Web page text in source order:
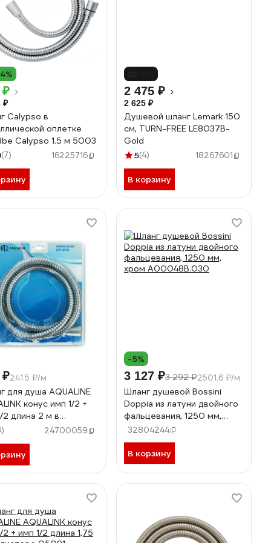
₽
₽
Calypso в
оплетке
Calypso 1.5 м 5003
(7) 16225716
2 475 ₽
2 625 ₽
Душевой шланг Lemark 150
см, TURN-FREE LE8037B-
Gold
5(4) 18267601
В корзину
₽241.5 ₽/м
для душа AQUALINE
конус имп 1/2 +
2 длина 2 м в
0509224700059
-5%
3 127 ₽3 292 ₽2501.6 ₽/м
Шланг душевой Bossini
Doppia из латуни двойного
фальцевания, 1250 мм,
хром A00048B.030
32804244
В корзину